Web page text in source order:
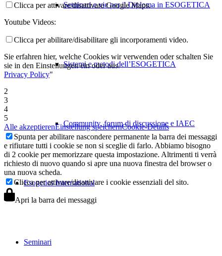
Seminari e vie per il Diploma in ESOGETICA
Sistemi e metodi dell’ESOGETICA
Community, forum di discussione e IAEC
Esogetics International
Seminari
Clicca per attivare/disattivare Google Maps.
Youtube Videos:
Clicca per abilitare/disabilitare gli incorporamenti video.
Sie erfahren hier, welche Cookies wir verwenden oder schalten Sie
sie in den Einstellungen ein oder aus.
Privacy Policy"
2
3
4
5
Alle akzeptierenEinstellung speichernCookie-Details
Spunta per abilitare nascondere permanente la barra dei messaggi
e rifiutare tutti i cookie se non si sceglie di farlo. Abbiamo bisogno
di 2 cookie per memorizzare questa impostazione. Altrimenti ti verrà
richiesto di nuovo quando si apre una nuova finestra del browser o
una nuova scheda.
Clicca per attivare/disattivare i cookie essenziali del sito.
Apri la barra dei messaggi